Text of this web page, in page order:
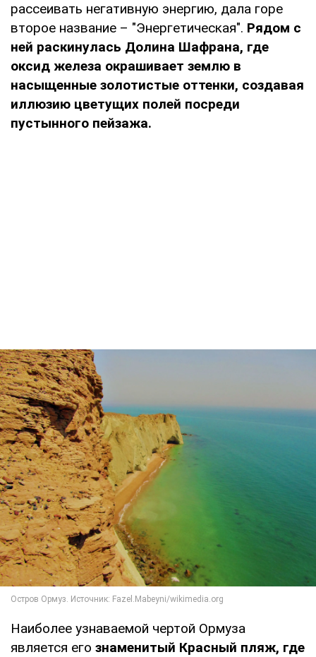
рассеивать негативную энергию, дала горе
второе название – "Энергетическая". Рядом с
ней раскинулась Долина Шафрана, где
оксид железа окрашивает землю в
насыщенные золотистые оттенки, создавая
иллюзию цветущих полей посреди
пустынного пейзажа.
Наиболее узнаваемой чертой Ормуза
является его знаменитый Красный пляж, где